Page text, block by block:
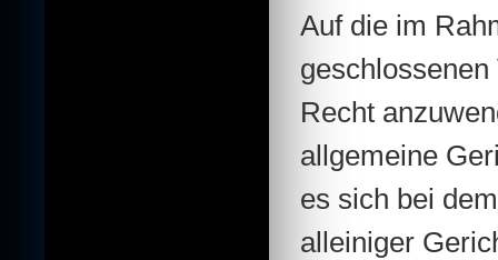
Auf die im
Recht
allgemeine
es sich bei
alleiniger